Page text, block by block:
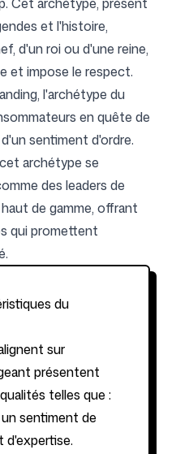
et l'histoire,
d'un roi ou d'une reine,
et impose le respect.
l'archétype du
en quête de
sentiment d'ordre.
archétype se
des leaders de
de gamme, offrant
qui promettent
du
sur
présentent
telles que :
sentiment de
d'expertise.